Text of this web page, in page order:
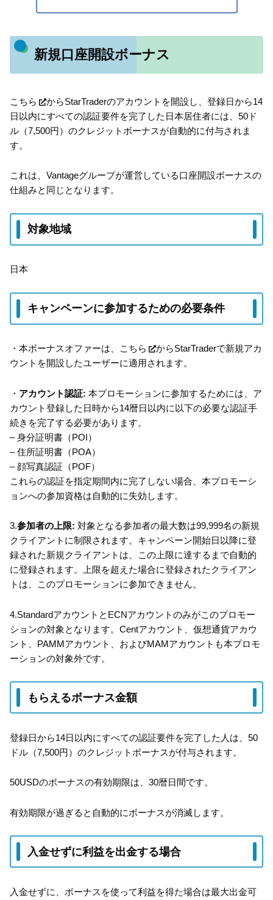
新規口座開設ボーナス
こちら
からStarTraderのアカウントを開設し、登録日から14
日以内にすべての認証要件を完了した日本居住者には、50ド
ル（7,500円）のクレジットボーナスが自動的に付与されま
す。
これは、Vantageグループが運営している口座開設ボーナスの
仕組みと同じとなります。
対象地域
日本
キャンペーンに参加するための必要条件
・本ボーナスオファーは、 こちら
からStarTraderで新規アカ
ウントを開設したユーザーに適用されます。
・ アカウント認証: 本プロモーションに参加するためには、ア
カウント登録した日時から14暦日以内に以下の必要な認証手
続きを完了する必要があります。
– 身分証明書（POI）
– 住所証明書（POA）
– 顔写真認証（POF）
これらの認証を指定期間内に完了しない場合、本プロモーシ
ョンへの参加資格は自動的に失効します。
3.参加者の上限: 対象となる参加者の最大数は99,999名の新規
クライアントに制限されます。キャンペーン開始日以降に登
録された新規クライアントは、この上限に達するまで自動的
に登録されます。上限を超えた場合に登録されたクライアン
トは、このプロモーションに参加できません。
4.StandardアカウントとECNアカウントのみがこのプロモー
ションの対象となります。Centアカウント、仮想通貨アカウ
ント、PAMMアカウント、およびMAMアカウントも本プロモ
ーションの対象外です。
もらえるボーナス金額
登録日から14日以内にすべての認証要件を完了した人は、50
ドル（7,500円）のクレジットボーナスが付与されます。
50USDのボーナスの有効期限は、30暦日間です。
有効期限が過ぎると自動的にボーナスが消滅します。
入金せずに利益を出金する場合
入金せずに、ボーナスを使って利益を得た場合は最大出金可